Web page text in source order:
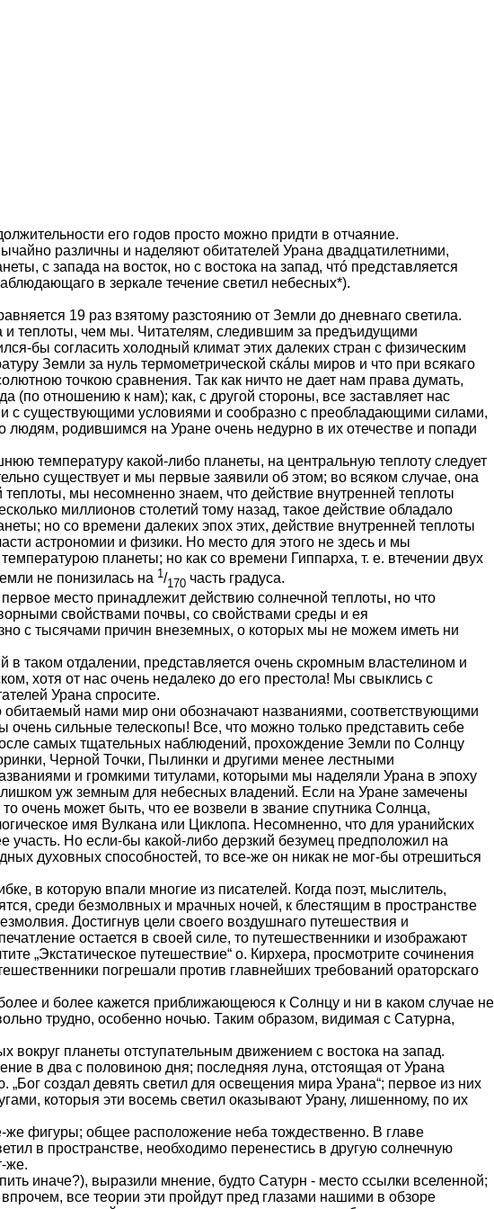
его годов просто можно придти в отчаяние.
различны и наделяют обитателей Урана двадцатилетними,
с запада на восток, но с востока на запад, чтó представляется
в зеркале течение светил небесных*).
19 раз взятому разстоянию от Земли до дневнаго светила.
и теплоты, чем мы. Читателям, следившим за предъидущими
бы согласить холодный климат этих далеких стран с физическим
Земли за нуль термометрической скáлы миров и что при всякаго
точкою сравнения. Так как ничто не дает нам права думать,
отношению к нам); как, с другой стороны, все заставляет нас
с суще­ствующими условиями и сообразно с преобладающими силами,
людям, родившимся на Уране очень недурно в их отечестве и попади
температуру какой-либо планеты, на центральную теплоту следует
существует и мы первые заявили об этом; во всяком случае, она
мы несомненно знаем, что действие внутренней тепло­ты
миллионов столетий тому назад, такое действие обладало
но со времени далеких эпох этих, действие внутренней теплоты
астрономии и физики. Но место для этого не здесь и мы
планеты; но как со времени Гиппарха, т. е. втечении двух
не понизилась на 1/170 часть градуса.
место принадлежит действию солнечной теплоты, но что
свойствами почвы, со свойствами среды и ея
с тысячами причин внеземных, о которых мы не можем иметь ни
таком отдалении, представляется очень скромным властелином и
хотя от нас очень недалеко до его престола! Мы свыклись с
Урана спросите.
нами мир они обозначают названиями, соответствующими
сильные телескопы! Все, что можно только предста­вить себе
самых тщательных наблюдений, прохождение Земли по Солнцу
Черной Точки, Пылинки и другими менее лестными
и гром­кими титулами, которыми мы наделяли Урана в эпоху
уж земным для небесных владений. Если на Уране замечены
очень может быть, что ее возвели в звание спутника Солнца,
имя Вулкана или Циклопа. Несомненно, что для уранийских
Но если-бы какой-либо дерзкий безумец предположил на
духовных способностей, то все-же он никак не мог-бы отрешиться
в которую впали многие из писателей. Когда поэт, мыслитель,
среди безмолвных и мрачных ночей, к блестящим в пространстве
Достигнув цели своего воздушнаго путешествия и
остается в своей силе, то путешест­венники и изображают
„Экстатическое путешествие“ о. Кирхера, просмотрите сочинения
погрешали против главнейших требований ораторскаго
и более кажется приближающеюся к Солнцу и ни в каком случае не
трудно, особенно ночью. Таким образом, видимая с Сатурна,
вокруг планеты отступательным движением с востока на запад.
в два с половиною дня; последняя луна, отстоящая от Урана
создал девять светил для освещения мира Урана“; первое из них
которыя эти восемь светил оказывают Урану, лишенному, по их
же фигуры; общее расположение неба тождественно. В главе
в пространстве, необходимо перенестись в другую солнечную
же.
иначе?), выразили мнение, будто Сатурн - место ссылки вселенной;
все теории эти пройдут пред глазами нашими в обзоре